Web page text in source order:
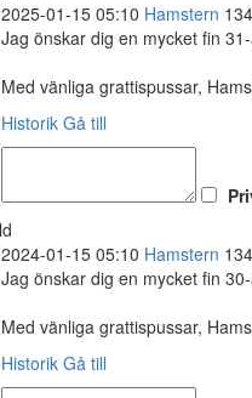
2025-01-15 05:10 Hamstern
Jag önskar dig en mycket fin
Med vänliga grattispussar,
Historik Gå till
2024-01-15 05:10 Hamstern
Jag önskar dig en mycket fin
Med vänliga grattispussar,
Historik Gå till